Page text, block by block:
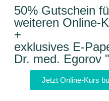
50% Gutschein
weiteren Online-
+
exklusives E-
Dr. med. Egorov
Jetzt Online-Kurs